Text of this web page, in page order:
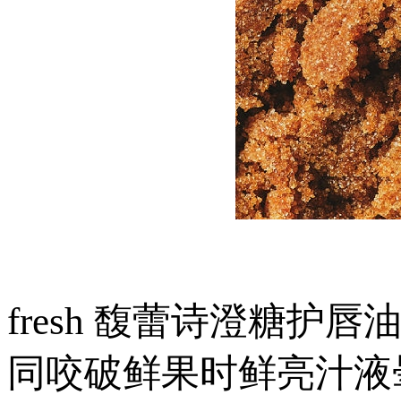
fresh 馥蕾诗澄糖护唇
同咬破鲜果时鲜亮汁